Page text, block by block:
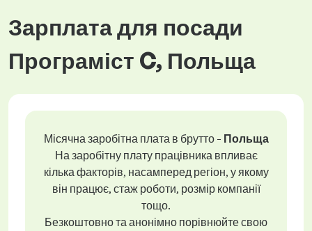
Зарплата для посади
Програміст C, Польща
Місячна заробітна плата в брутто - Польща
На заробітну плату працівника впливає
кілька факторів, насамперед регіон, у якому
він працює, стаж роботи, розмір компанії
тощо.
Безкоштовно та анонімно порівнюйте свою